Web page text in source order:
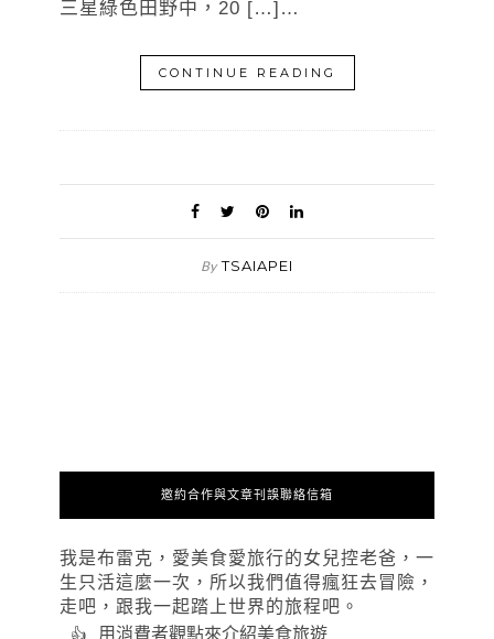
三星綠色田野中，20 […]…
CONTINUE READING
By TSAIAPEI
邀約合作與文章刊誤聯絡信箱
我是布雷克，愛美食愛旅行的女兒控老爸，一
生只活這麼一次，所以我們值得瘋狂去冒險，
走吧，跟我一起踏上世界的旅程吧。
用消費者觀點來介紹美食旅遊